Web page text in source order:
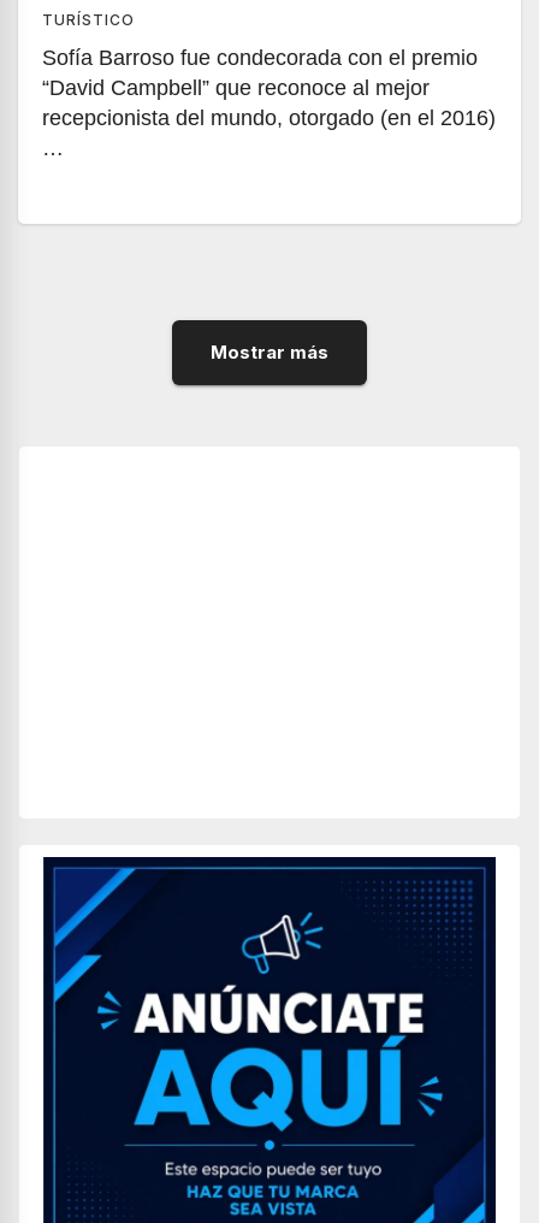
TURÍSTICO
Sofía Barroso fue condecorada con el premio
“David Campbell” que reconoce al mejor
recepcionista del mundo, otorgado (en el 2016)
…
Mostrar más